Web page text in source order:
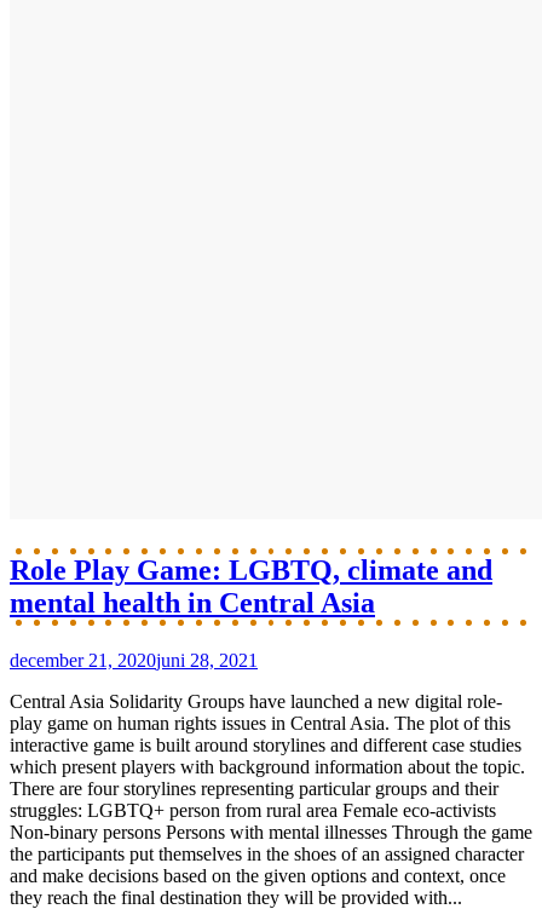
Role Play Game: LGBTQ, climate and
mental health in Central Asia
december 21, 2020juni 28, 2021
Central Asia Solidarity Groups have launched a new digital role-
play game on human rights issues in Central Asia. The plot of this
interactive game is built around storylines and different case studies
which present players with background information about the topic.
There are four storylines representing particular groups and their
struggles: LGBTQ+ person from rural area Female eco-activists
Non-binary persons Persons with mental illnesses Through the game
the participants put themselves in the shoes of an assigned character
and make decisions based on the given options and context, once
they reach the final destination they will be provided with...